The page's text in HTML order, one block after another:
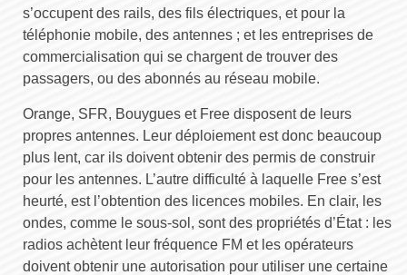
s’occupent des rails, des fils électriques, et pour la
téléphonie mobile, des antennes ; et les entreprises de
commercialisation qui se chargent de trouver des
passagers, ou des abonnés au réseau mobile.
Orange, SFR, Bouygues et Free disposent de leurs
propres antennes. Leur déploiement est donc beaucoup
plus lent, car ils doivent obtenir des permis de construir
pour les antennes. L’autre difficulté à laquelle Free s’est
heurté, est l’obtention des licences mobiles. En clair, les
ondes, comme le sous-sol, sont des propriétés d’État : les
radios achètent leur fréquence FM et les opérateurs
doivent obtenir une autorisation pour utiliser une certaine